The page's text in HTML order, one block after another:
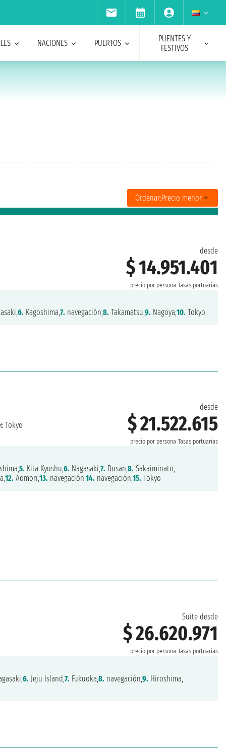
NACIONES PUERTOS
PUENTES Y
FESTIVOS
Ordenar:Precio menor
desde
$ 14.951.401
precio por persona Tasas portuarias
6. Kagoshima,7. navegación,8. Takamatsu,9. Nagoya,10. Tokyo
desde
$ 21.522.615
precio por persona Tasas portuarias
Tokyo
5. Kita Kyushu,6. Nagasaki,7. Busan,8. Sakaiminato,
12. Aomori,13. navegación,14. navegación,15. Tokyo
Suite desde
$ 26.620.971
precio por persona Tasas portuarias
6. Jeju Island,7. Fukuoka,8. navegación,9. Hiroshima,